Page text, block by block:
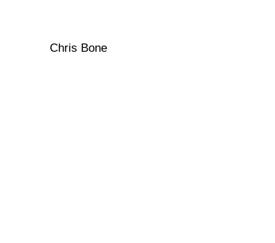
Chris Bone